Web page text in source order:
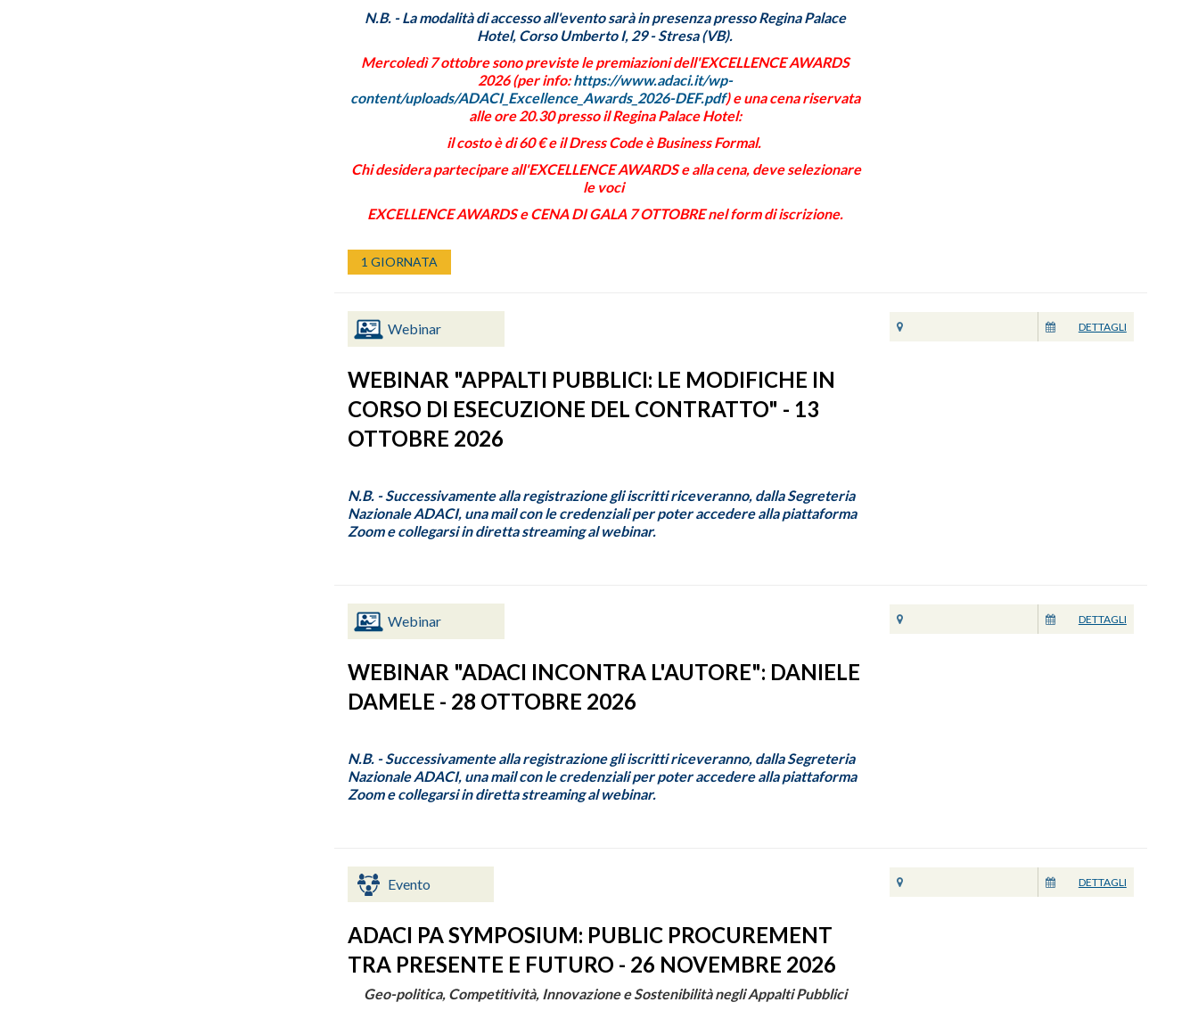
N.B. -La modalità di accesso all'evento sarà in presenza presso Regina Palace
Hotel, Corso Umberto I, 29 - Stresa (VB).
Mercoledì 7 ottobre sono previste le premiazioni dell'EXCELLENCE AWARDS
2026 (per info:https://www.adaci.it/wp-
content/uploads/ADACI_Excellence_Awards_2026-DEF.pdf) e una cena riservata
alle ore 20.30 presso il Regina Palace Hotel:
il costo è di60 € e il Dress Code è Business Formal.
Chi desidera partecipare all'EXCELLENCE AWARDS e alla cena, deve selezionare
le voci
EXCELLENCE AWARDS e CENA DI GALA 7 OTTOBRE nel form di iscrizione.
1 GIORNATA
Webinar
WEBINAR "APPALTI PUBBLICI: LE MODIFICHE IN
CORSO DI ESECUZIONE DEL CONTRATTO" - 13
OTTOBRE 2026
N.B. - Successivamente alla registrazione gli iscritti riceveranno, dalla Segreteria
Nazionale ADACI, una mail con le credenziali per poter accedere alla piattaforma
Zoom e collegarsi in diretta streaming al webinar.
DETTAGLI
Webinar
WEBINAR "ADACI INCONTRA L'AUTORE": DANIELE
DAMELE - 28 OTTOBRE 2026
N.B. - Successivamente alla registrazione gli iscritti riceveranno, dalla Segreteria
Nazionale ADACI, una mail con le credenziali per poter accedere alla piattaforma
Zoom e collegarsi in diretta streaming al webinar.
DETTAGLI
Evento
ADACI PA SYMPOSIUM: PUBLIC PROCUREMENT
TRA PRESENTE E FUTURO - 26 NOVEMBRE 2026
Geo-politica, Competitività, Innovazione e Sostenibilità negli Appalti Pubblici
DETTAGLI